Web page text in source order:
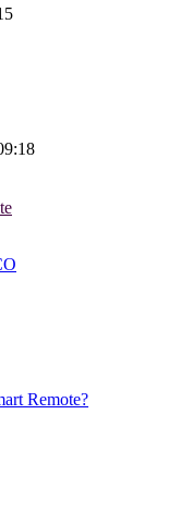
Remote?